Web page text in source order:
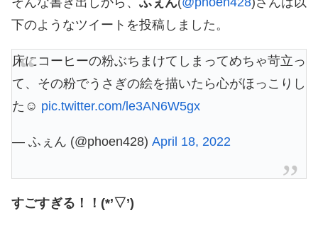
下のようなツイートを投稿しました。
床にコーヒーの粉ぶちまけてしまってめちゃ苛立っ
て、その粉でうさぎの絵を描いたら心がほっこりし
た☺️ pic.twitter.com/le3AN6W5gx
— ふぇん (@phoen428) April 18, 2022
すごすぎる！！(*’▽’)